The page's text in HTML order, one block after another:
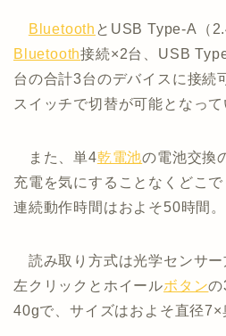
Bluetooth とUSB Type-A（
Bluetooth接続×2台、USB
台の合計3台のデバイスに接続
スイッチで切替が可能となって
また、単4乾電池の電池交換
充電を気にすることなくどこで
連続動作時間はおよそ50時間。
読み取り方式は光学センサー
左クリックとホイールボタンの
40gで、サイズはおよそ直径7×